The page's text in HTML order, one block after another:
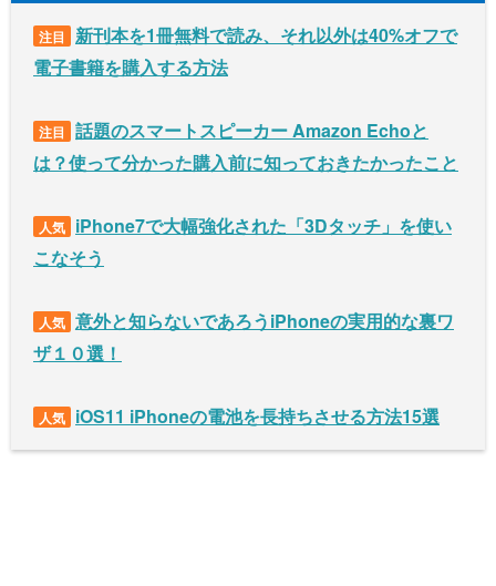
注目
新刊本を1冊無料で読み、それ以外は40%オフで
電子書籍を購入する方法
注目
話題のスマートスピーカー Amazon Echoと
は？使って分かった購入前に知っておきたかったこと
人気 iPhone7で大幅強化された「3Dタッチ」を使い
こなそう
人気 意外と知らないであろうiPhoneの実用的な裏ワ
ザ１０選！
人気 iOS11 iPhoneの電池を長持ちさせる方法15選